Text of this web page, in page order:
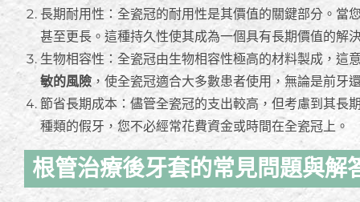
長期耐用性：全瓷冠的耐用性是其價值的關鍵部分。當
甚至更長。這種持久性使其成為一個具有長期價值的解
生物相容性：全瓷冠由生物相容性極高的材料製成，這
敏的風險，使全瓷冠適合大多數患者使用，無論是前牙
節省長期成本：儘管全瓷冠的支出較高，但考慮到其長
種類的假牙，您不必經常花費資金或時間在全瓷冠上。
根管治療後牙套的常見問題與解